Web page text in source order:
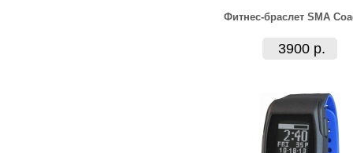
Фитнес-браслет SMA
3900 р.